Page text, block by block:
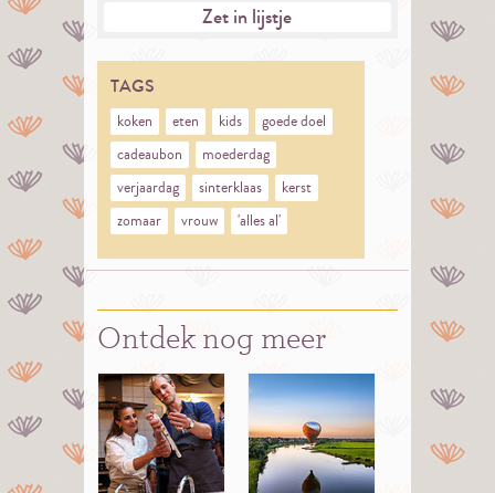
Zet in lijstje
TAGS
koken eten kids
goede doel
cadeaubon
moederdag
verjaardag
sinterklaas
kerst
zomaar
vrouw 'alles al'
Ontdek nog meer